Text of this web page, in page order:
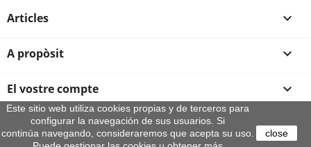
Articles 
A propòsit 
El vostre compte 
Informació sobre la botiga
Este sitio web utiliza cookies propias y de terceros para
configurar la navegación de sus usuarios. Si
continúa navegando, consideraremos que acepta su uso.
close